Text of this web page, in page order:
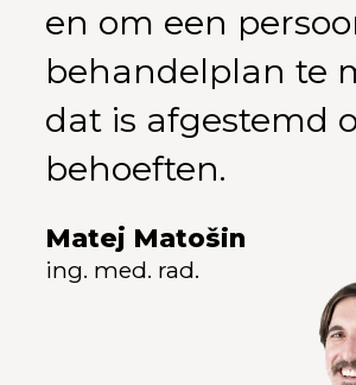
en om een
behandelplan te
dat is afgestemd
behoeften.
Matej Matošin
ing. med. rad.